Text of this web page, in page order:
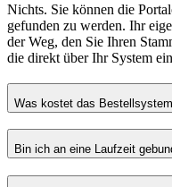
Nichts. Sie können die
gefunden zu werden. Ihr
der Weg, den Sie Ihren
die direkt über Ihr System
Was kostet das
Bin ich an eine Laufzeit